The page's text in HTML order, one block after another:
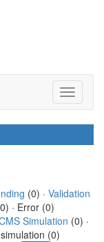
(0) · Validation
· Error (0)
Simulation (0) ·
(0)